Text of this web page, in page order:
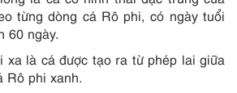
từng dòng cá Rô phi, có ngày tuổi
60 ngày.
xa là cá được tạo ra từ phép lai giữa
Rô phi xanh.